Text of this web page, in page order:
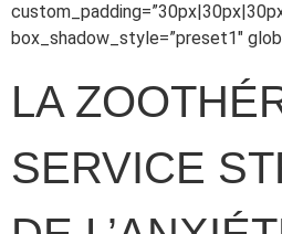
box_shadow_style=”preset1″
LA
SERVICE